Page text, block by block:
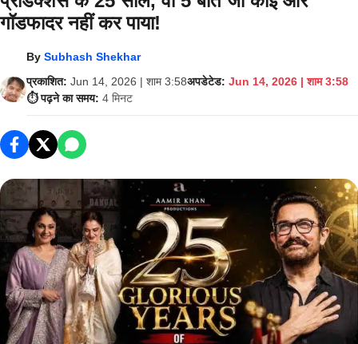
गॉडफादर नहीं कर पाया!
By Subhash Shekhar
प्रकाशित: Jun 14, 2026 | शाम 3:58अपडेटेड: Jun 14, 2026 | शाम 3:58
⏱️ पढ़ने का समय: 4 मिनट